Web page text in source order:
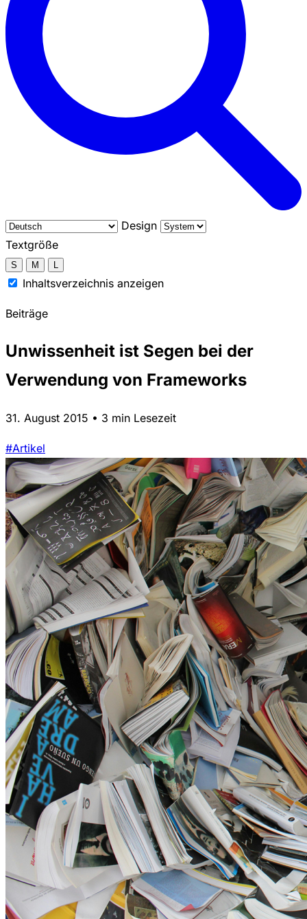
Design
Textgröße
S M L
Inhaltsverzeichnis anzeigen
Beiträge
Unwissenheit ist Segen bei der
Verwendung von Frameworks
31. August 2015 • 3 min Lesezeit
#Artikel